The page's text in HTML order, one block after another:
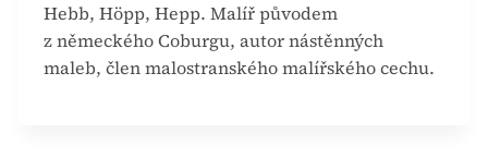
Hebb, Höpp, Hepp. Malíř původem
z německého Coburgu, autor nástěnných
maleb, člen malostranského malířského cechu.